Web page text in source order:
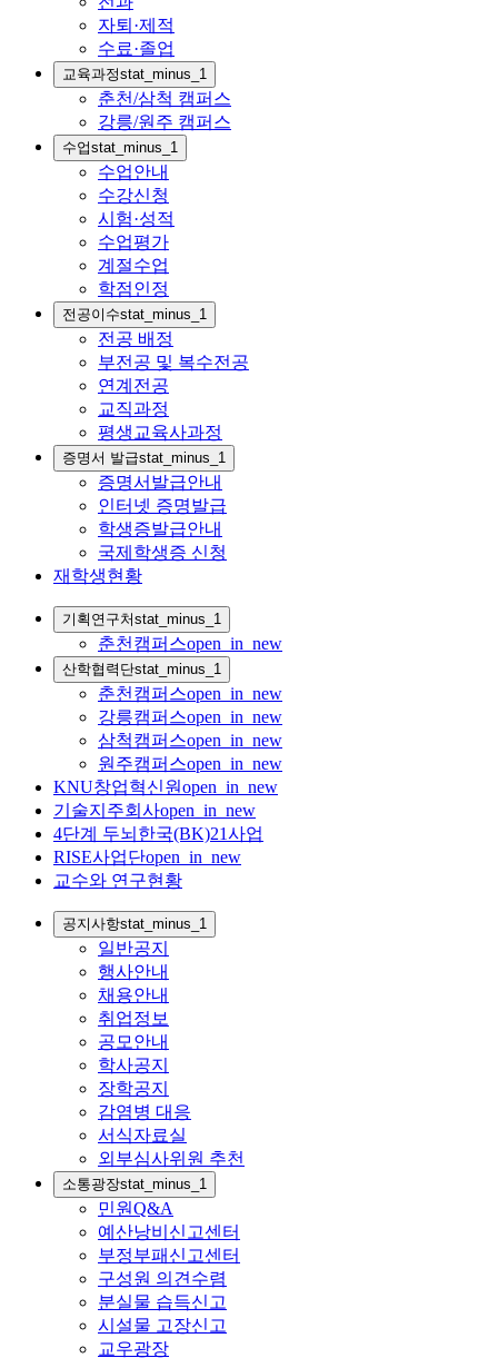
자퇴·제적
수료·졸업
교육과정stat_minus_1
춘천/삼척 캠퍼스
강릉/원주 캠퍼스
수업stat_minus_1
수업안내
수강신청
시험·성적
수업평가
계절수업
학점인정
전공이수stat_minus_1
전공 배정
부전공 및 복수전공
연계전공
교직과정
평생교육사과정
증명서 발급stat_minus_1
증명서발급안내
인터넷 증명발급
학생증발급안내
국제학생증 신청
재학생현황
기획연구처stat_minus_1
춘천캠퍼스open_in_new
산학협력단stat_minus_1
춘천캠퍼스open_in_new
강릉캠퍼스open_in_new
삼척캠퍼스open_in_new
원주캠퍼스open_in_new
KNU창업혁신원open_in_new
기술지주회사open_in_new
4단계 두뇌한국(BK)21사업
RISE사업단open_in_new
교수와 연구현황
공지사항stat_minus_1
일반공지
행사안내
채용안내
취업정보
공모안내
학사공지
장학공지
감염병 대응
서식자료실
외부심사위원 추천
소통광장stat_minus_1
민원Q&A
예산낭비신고센터
부정부패신고센터
구성원 의견수렴
분실물 습득신고
시설물 고장신고
교우광장